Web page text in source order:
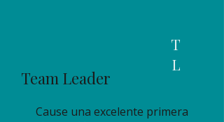
Team Leader
T
L
Cause una excelente primera